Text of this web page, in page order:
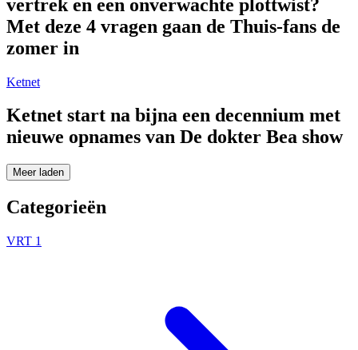
vertrek en een onverwachte plottwist?
Met deze 4 vragen gaan de Thuis-fans de
zomer in
Ketnet
Ketnet start na bijna een decennium met
nieuwe opnames van De dokter Bea show
Meer laden
Categorieën
VRT 1